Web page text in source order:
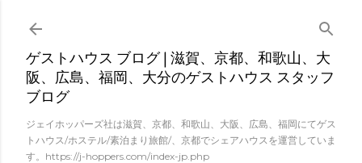
スキップしてメイン コンテンツに移動
ゲストハウス ブログ | 滋賀、京都、和歌山、大
阪、広島、福岡、大分のゲストハウス スタッフ
ブログ
ジェイホッパーズ社は滋賀、京都、和歌山、大阪、広島、福岡にてゲス
トハウス/ホステル/素泊まり旅館/、京都でシェアハウスを運営していま
す。https://j-hoppers.com/index-jp.php